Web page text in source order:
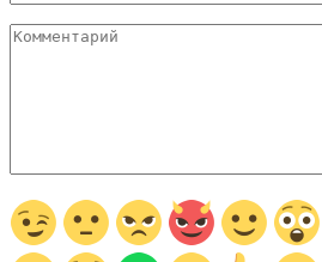
Комментарий